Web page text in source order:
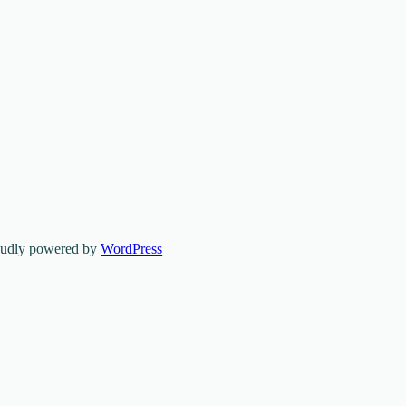
powered byWordPress